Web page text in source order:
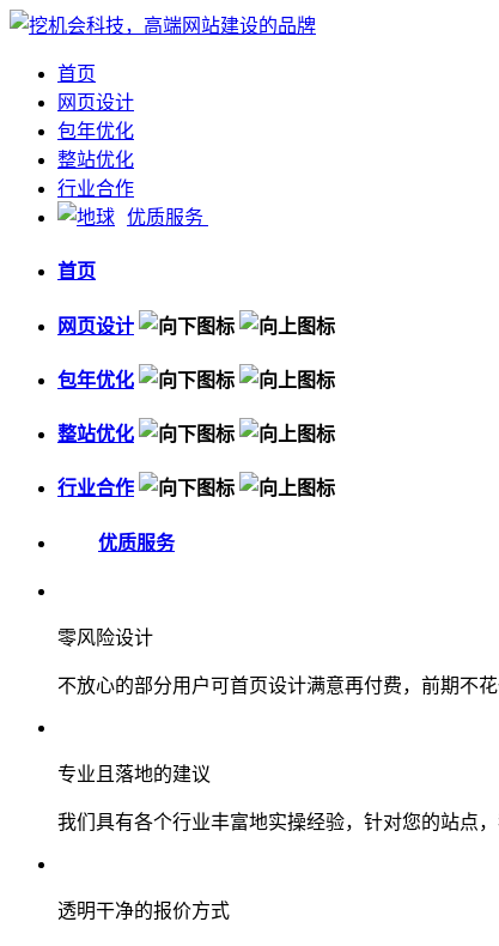
首页
网页设计
包年优化
整站优化
行业合作
优质服务
首页
网页设计
包年优化
整站优化
行业合作
优质服务
零风险设计
不放心的部分用户可首页设计满意再付费，前期不
专业且落地的建议
我们具有各个行业丰富地实操经验，针对您的站点
透明干净的报价方式